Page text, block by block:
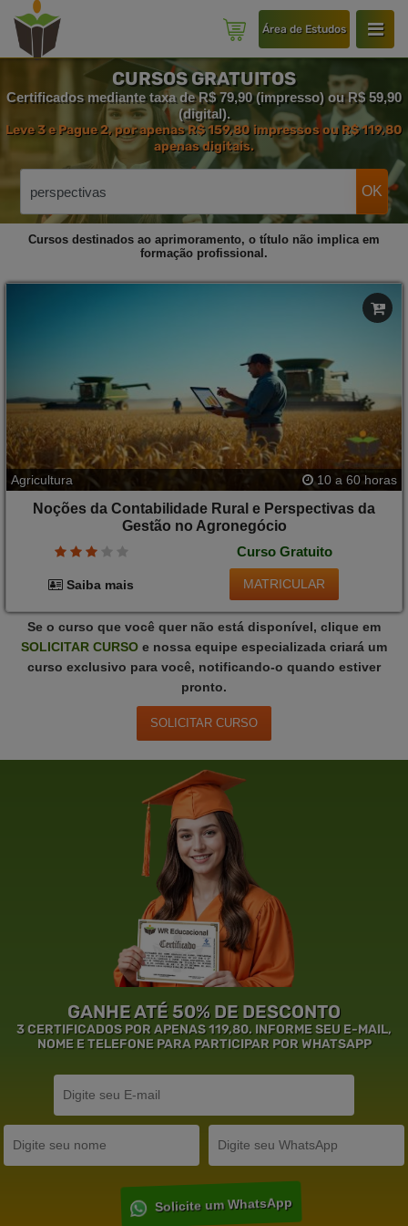
Área de Estudos
CURSOS GRATUITOS
Certificados mediante taxa de R$ 79,90 (impresso) ou R$ 59,90
(digital).
Leve 3 e Pague 2, por apenas R$ 159,80 impressos ou R$ 119,80
apenas digitais.
OK
Cursos destinados ao aprimoramento, o título não implica em
formação profissional.
Agricultura 10 a 60 horas
Noções da Contabilidade Rural e Perspectivas da
Gestão no Agronegócio
Curso Gratuito
Saiba mais MATRICULAR
Se o curso que você quer não está disponível, clique em
SOLICITAR CURSO e nossa equipe especializada criará um
curso exclusivo para você, notificando-o quando estiver
pronto.
SOLICITAR CURSO
GANHE ATÉ 50% DE DESCONTO
3 CERTIFICADOS POR APENAS 119,80. INFORME SEU E-MAIL,
NOME E TELEFONE PARA PARTICIPAR POR WHATSAPP
Solicite um WhatsApp